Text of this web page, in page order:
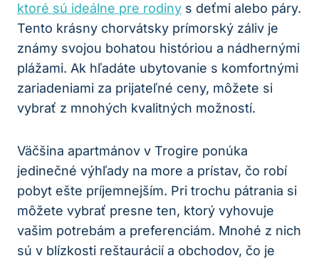
ktoré sú ideálne pre rodiny s deťmi alebo páry.
Tento krásny chorvátsky prímorský záliv je
známy svojou bohatou históriou a nádhernými
plážami. Ak hľadáte ubytovanie s komfortnými
zariadeniami za prijateľné ceny, môžete si
vybrať z mnohých kvalitných možností.
Väčšina apartmánov v Trogire ponúka
jedinečné výhľady na more a prístav, čo robí
pobyt ešte príjemnejším. Pri trochu pátrania si
môžete vybrať presne ten, ktorý vyhovuje
vašim potrebám a preferenciám. Mnohé z nich
sú v blízkosti reštaurácií a obchodov, čo je